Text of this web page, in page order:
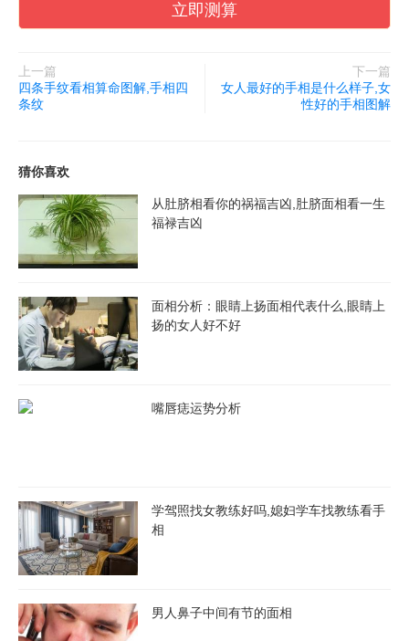
感情运来说，所以从耳相上来说，耳垂大是有福气的象征，代
享受美好活。
嘴巴稍大且嘴唇微厚，这类男人性格外向，有领导才能，如果
嘴唇微厚，能说会道，能够左右逢源，结交异性朋友，运势比较
好，因此异性缘也比较好，很容易结交异性，并且财运比较好。
大眼睛男人
大眼睛的男人眼睛大而明亮，有晶莹剔透的感觉，没有心计，
比较单纯，对待爱情似懂非懂，然而这样的男人桃花运很旺，在爱
情中不懂得拒绝，常常半途而废。
嘴唇紧闭男人
嘴唇厚男人
在面相学中，嘴唇代表了一个人的欲望，嘴唇厚的男人情欲旺
比较忠厚老实。嘴唇厚的男人重感情，一般喜欢比较强势的女人，
爱老婆。
立即测算
上一篇
四条手纹看相算命图解,手相四
条纹
下一篇
女人最好的手相是什么样子,女
性好的手相图解
猜你喜欢
从肚脐相看你的祸福吉凶,肚脐面相看一生
福禄吉凶
面相分析：眼睛上扬面相代表什么,眼睛上
扬的女人好不好
嘴唇痣运势分析
学驾照找女教练好吗,媳妇学车找教练看手
相
男人鼻子中间有节的面相